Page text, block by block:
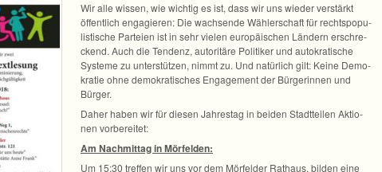
Wir alle wis­sen, wie wich­tig es ist, dass wir uns wie­der ver­stärkt
öffent­lich enga­gie­ren: Die wach­sende Wäh­ler­schaft für rechts­po­pu­
lis­ti­sche Par­teien ist in sehr vie­len euro­päi­schen Län­dern erschre­
ckend. Auch die Ten­denz, auto­ri­täre Poli­ti­ker und auto­kra­ti­sche
Sys­teme zu unter­stüt­zen, nimmt zu. Und natür­lich gilt: Keine Demo­
kra­tie ohne demo­kra­ti­sches Enga­ge­ment der Bür­ge­rin­nen und
Bürger.
Daher haben wir für die­sen Jah­res­tag in bei­den Stadt­tei­len Aktio­
nen vorbereitet:
Am Nach­mit­tag in Mörfelden:
Um 15:30 tref­fen wir uns vor dem Mör­fel­der Rat­haus, bil­den eine